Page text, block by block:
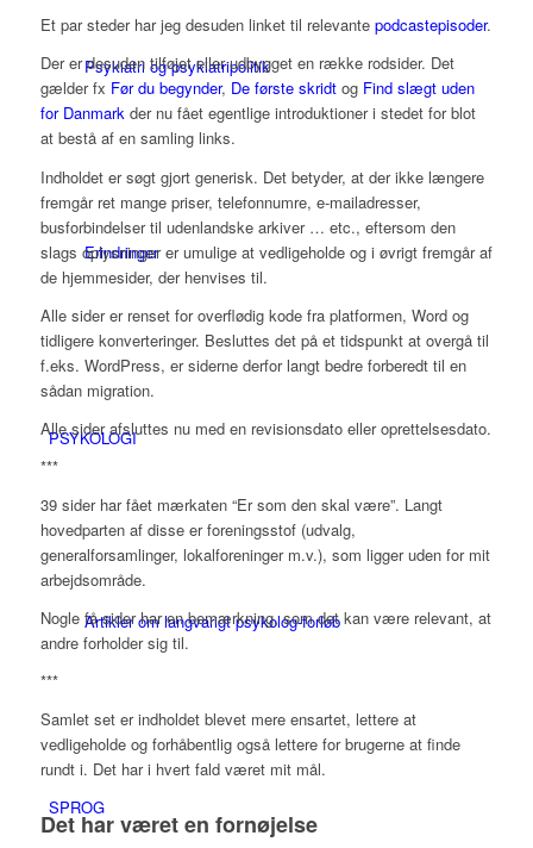
Psykiatri og psykiatripolitik
Erindringer
PSYKOLOGI
Artikler om langvarigt psykolog-forløb
SPROG
Et par steder har jeg desuden linket til relevante podcastepisoder.
Der er desuden tilføjet eller udbygget en række rodsider. Det
gælder fx Før du begynder, De første skridtog Find slægt uden
for Danmarkder nu fået egentlige introduktioner i stedet for blot
at bestå af en samling links.
Indholdet er søgt gjort generisk. Det betyder, at der ikke længere
fremgår ret mange priser, telefonnumre, e-mailadresser,
busforbindelser til udenlandske arkiver … etc., eftersom den
slags oplysninger er umulige at vedligeholde og i øvrigt fremgår af
de hjemmesider, der henvises til.
Alle sider er renset for overflødig kode fra platformen, Word og
tidligere konverteringer. Besluttes det på et tidspunkt at overgå til
f.eks. WordPress, er siderne derfor langt bedre forberedt til en
sådan migration.
Alle sider afsluttes nu med en revisionsdato eller oprettelsesdato.
***
39 sider har fået mærkaten “Er som den skal være”. Langt
hovedparten af disse er foreningsstof (udvalg,
generalforsamlinger, lokalforeninger m.v.), som ligger uden for mit
arbejdsområde.
Nogle få sider har en bemærkning, som det kan være relevant, at
andre forholder sig til.
***
Samlet set er indholdet blevet mere ensartet, lettere at
vedligeholde og forhåbentlig også lettere for brugerne at finde
rundt i. Det har i hvert fald været mit mål.
Det har været en fornøjelse